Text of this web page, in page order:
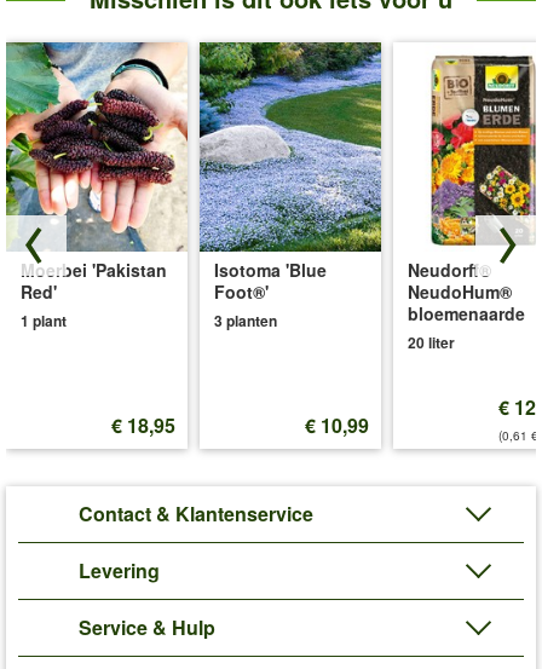
Moerbei 'Pakistan
Red'
1 plant
€ 18,95
Isotoma 'Blue
Foot®'
3 planten
€ 10,99
Neudorff®
NeudoHum®
bloemenaarde
20 liter
€
(0,61
Contact & Klantenservice
Levering
Service & Hulp